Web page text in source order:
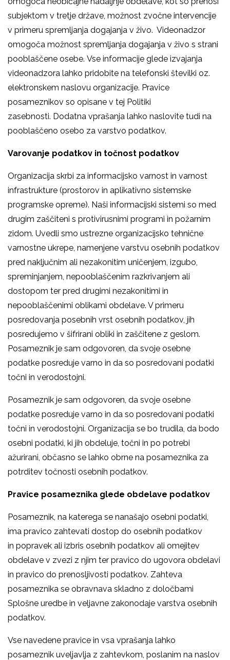
subjektom v tretje države, možnost zvočne intervencije
v primeru spremljanja dogajanja v živo. Videonadzor
omogoča možnost spremljanja dogajanja v živo s strani
pooblaščene osebe. Vse informacije glede izvajanja
videonadzora lahko pridobite na telefonski številki oz.
elektronskem naslovu organizacije. Pravice
posameznikov so opisane v tej Politiki
zasebnosti. Dodatna vprašanja lahko naslovite tudi na
pooblaščeno osebo za varstvo podatkov.
Varovanje podatkov in točnost podatkov
Organizacija skrbi za informacijsko varnost in varnost
infrastrukture (prostorov in aplikativno sistemske
programske opreme). Naši informacijski sistemi so med
drugim zaščiteni s protivirusnimi programi in požarnim
zidom. Uvedli smo ustrezne organizacijsko tehnične
varnostne ukrepe, namenjene varstvu osebnih podatkov
pred naključnim ali nezakonitim uničenjem, izgubo,
spreminjanjem, nepooblaščenim razkrivanjem ali
dostopom ter pred drugimi nezakonitimi in
nepooblaščenimi oblikami obdelave. V primeru
posredovanja posebnih vrst osebnih podatkov, jih
posredujemo v šifrirani obliki in zaščitene z geslom.
Posameznik je sam odgovoren, da svoje osebne
podatke posreduje varno in da so posredovani podatki
točni in verodostojni.
Posameznik je sam odgovoren, da svoje osebne
podatke posreduje varno in da so posredovani podatki
točni in verodostojni. Organizacija se bo trudila, da bodo
osebni podatki, ki jih obdeluje, točni in po potrebi
ažurirani, občasno se lahko obrne na posameznika za
potrditev točnosti osebnih podatkov.
Pravice posameznika glede obdelave podatkov
Posameznik, na katerega se nanašajo osebni podatki,
ima pravico zahtevati dostop do osebnih podatkov
in popravek ali izbris osebnih podatkov ali omejitev
obdelave v zvezi z njim ter pravico do ugovora obdelavi
in pravico do prenosljivosti podatkov. Zahteva
posameznika se obravnava skladno z določbami
Splošne uredbe in veljavne zakonodaje varstva osebnih
podatkov.
Vse navedene pravice in vsa vprašanja lahko
posameznik uveljavlja z zahtevkom, poslanim na naslov